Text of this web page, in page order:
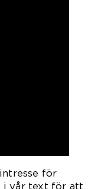
för
i vår text för att